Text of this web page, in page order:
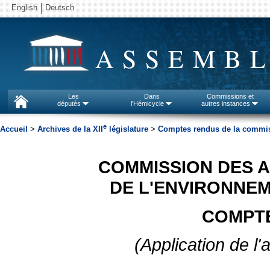
English Deutsch
Les
députés
Dans
l'Hémicycle
Commissions et
autres instances
Accueil > Archives de la XII e législature > Comptes rendus de la
COMMISSION DES
DE
(Application de